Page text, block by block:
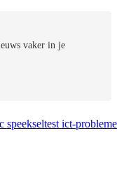
vaker in je